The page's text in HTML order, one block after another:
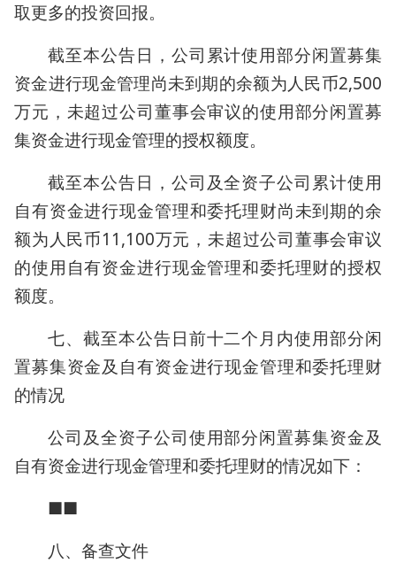
取更多的投资回报。
截至本公告日，公司累计使用部分闲置募集
资金进行现金管理尚未到期的余额为人民币2,500
万元，未超过公司董事会审议的使用部分闲置募
集资金进行现金管理的授权额度。
截至本公告日，公司及全资子公司累计使用
自有资金进行现金管理和委托理财尚未到期的余
额为人民币11,100万元，未超过公司董事会审议
的使用自有资金进行现金管理和委托理财的授权
额度。
七、截至本公告日前十二个月内使用部分闲
置募集资金及自有资金进行现金管理和委托理财
的情况
公司及全资子公司使用部分闲置募集资金及
自有资金进行现金管理和委托理财的情况如下：
■■
八、备查文件